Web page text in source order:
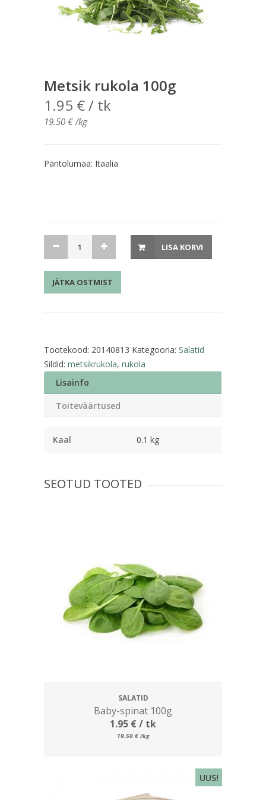
Metsik rukola 100g
1.95 €/ tk
19.50€ /kg
Päritolumaa: Itaalia
100g
kogus
LISA KORVI
JÄTKA OSTMIST
Tootekood: 20140813 Kategooria: Salatid
Sildid: metsikrukola, rukola
Lisainfo
Toiteväärtused
Kaal 0.1 kg
SEOTUD TOOTED
SALATID
Baby-spinat 100g
1.95 €/ tk
19.50 € /kg
UUS!